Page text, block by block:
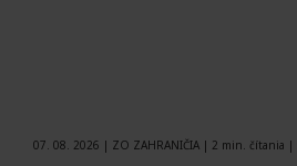
07. 08. 2026 | ZO ZAHRANIČIA | 2 min. čítania |